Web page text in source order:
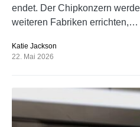
endet. Der Chipkonzern
weiteren Fabriken errichten,…
Katie Jackson
22. Mai 2026